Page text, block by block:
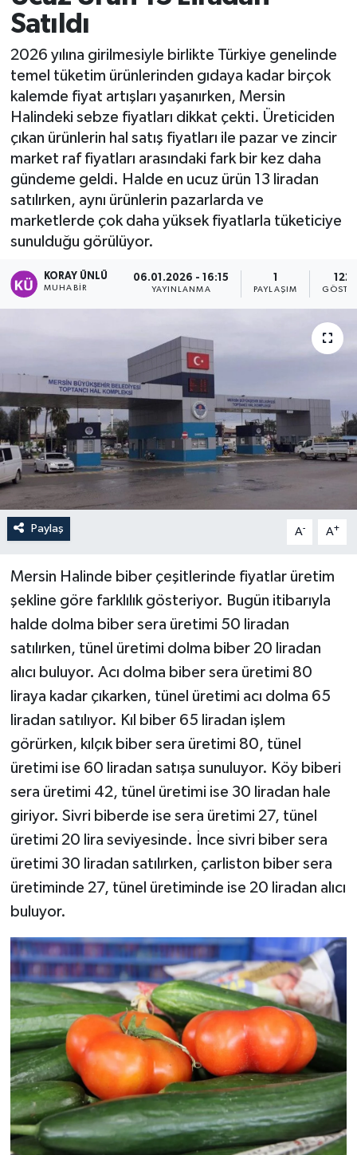
Satıldı
2026 yılına girilmesiyle birlikte Türkiye genelinde
temel tüketim ürünlerinden gıdaya kadar birçok
kalemde fiyat artışları yaşanırken, Mersin
Halindeki sebze fiyatları dikkat çekti. Üreticiden
çıkan ürünlerin hal satış fiyatları ile pazar ve zincir
market raf fiyatları arasındaki fark bir kez daha
gündeme geldi. Halde en ucuz ürün 13 liradan
satılırken, aynı ürünlerin pazarlarda ve
marketlerde çok daha yüksek fiyatlarla tüketiciye
sunulduğu görülüyor.
KORAY ÜNLÜ
MUHABİR
06.01.2026 - 16:15
YAYINLANMA PAYLAŞIM
1222
Paylaş A- A+
Mersin Halinde biber çeşitlerinde fiyatlar üretim
şekline göre farklılık gösteriyor. Bugün itibarıyla
halde dolma biber sera üretimi 50 liradan
satılırken, tünel üretimi dolma biber 20 liradan
alıcı buluyor. Acı dolma biber sera üretimi 80
liraya kadar çıkarken, tünel üretimi acı dolma 65
liradan satılıyor. Kıl biber 65 liradan işlem
görürken, kılçık biber sera üretimi 80, tünel
üretimi ise 60 liradan satışa sunuluyor. Köy biberi
sera üretimi 42, tünel üretimi ise 30 liradan hale
giriyor. Sivri biberde ise sera üretimi 27, tünel
üretimi 20 lira seviyesinde. İnce sivri biber sera
üretimi 30 liradan satılırken, çarliston biber sera
üretiminde 27, tünel üretiminde ise 20 liradan alıcı
buluyor.